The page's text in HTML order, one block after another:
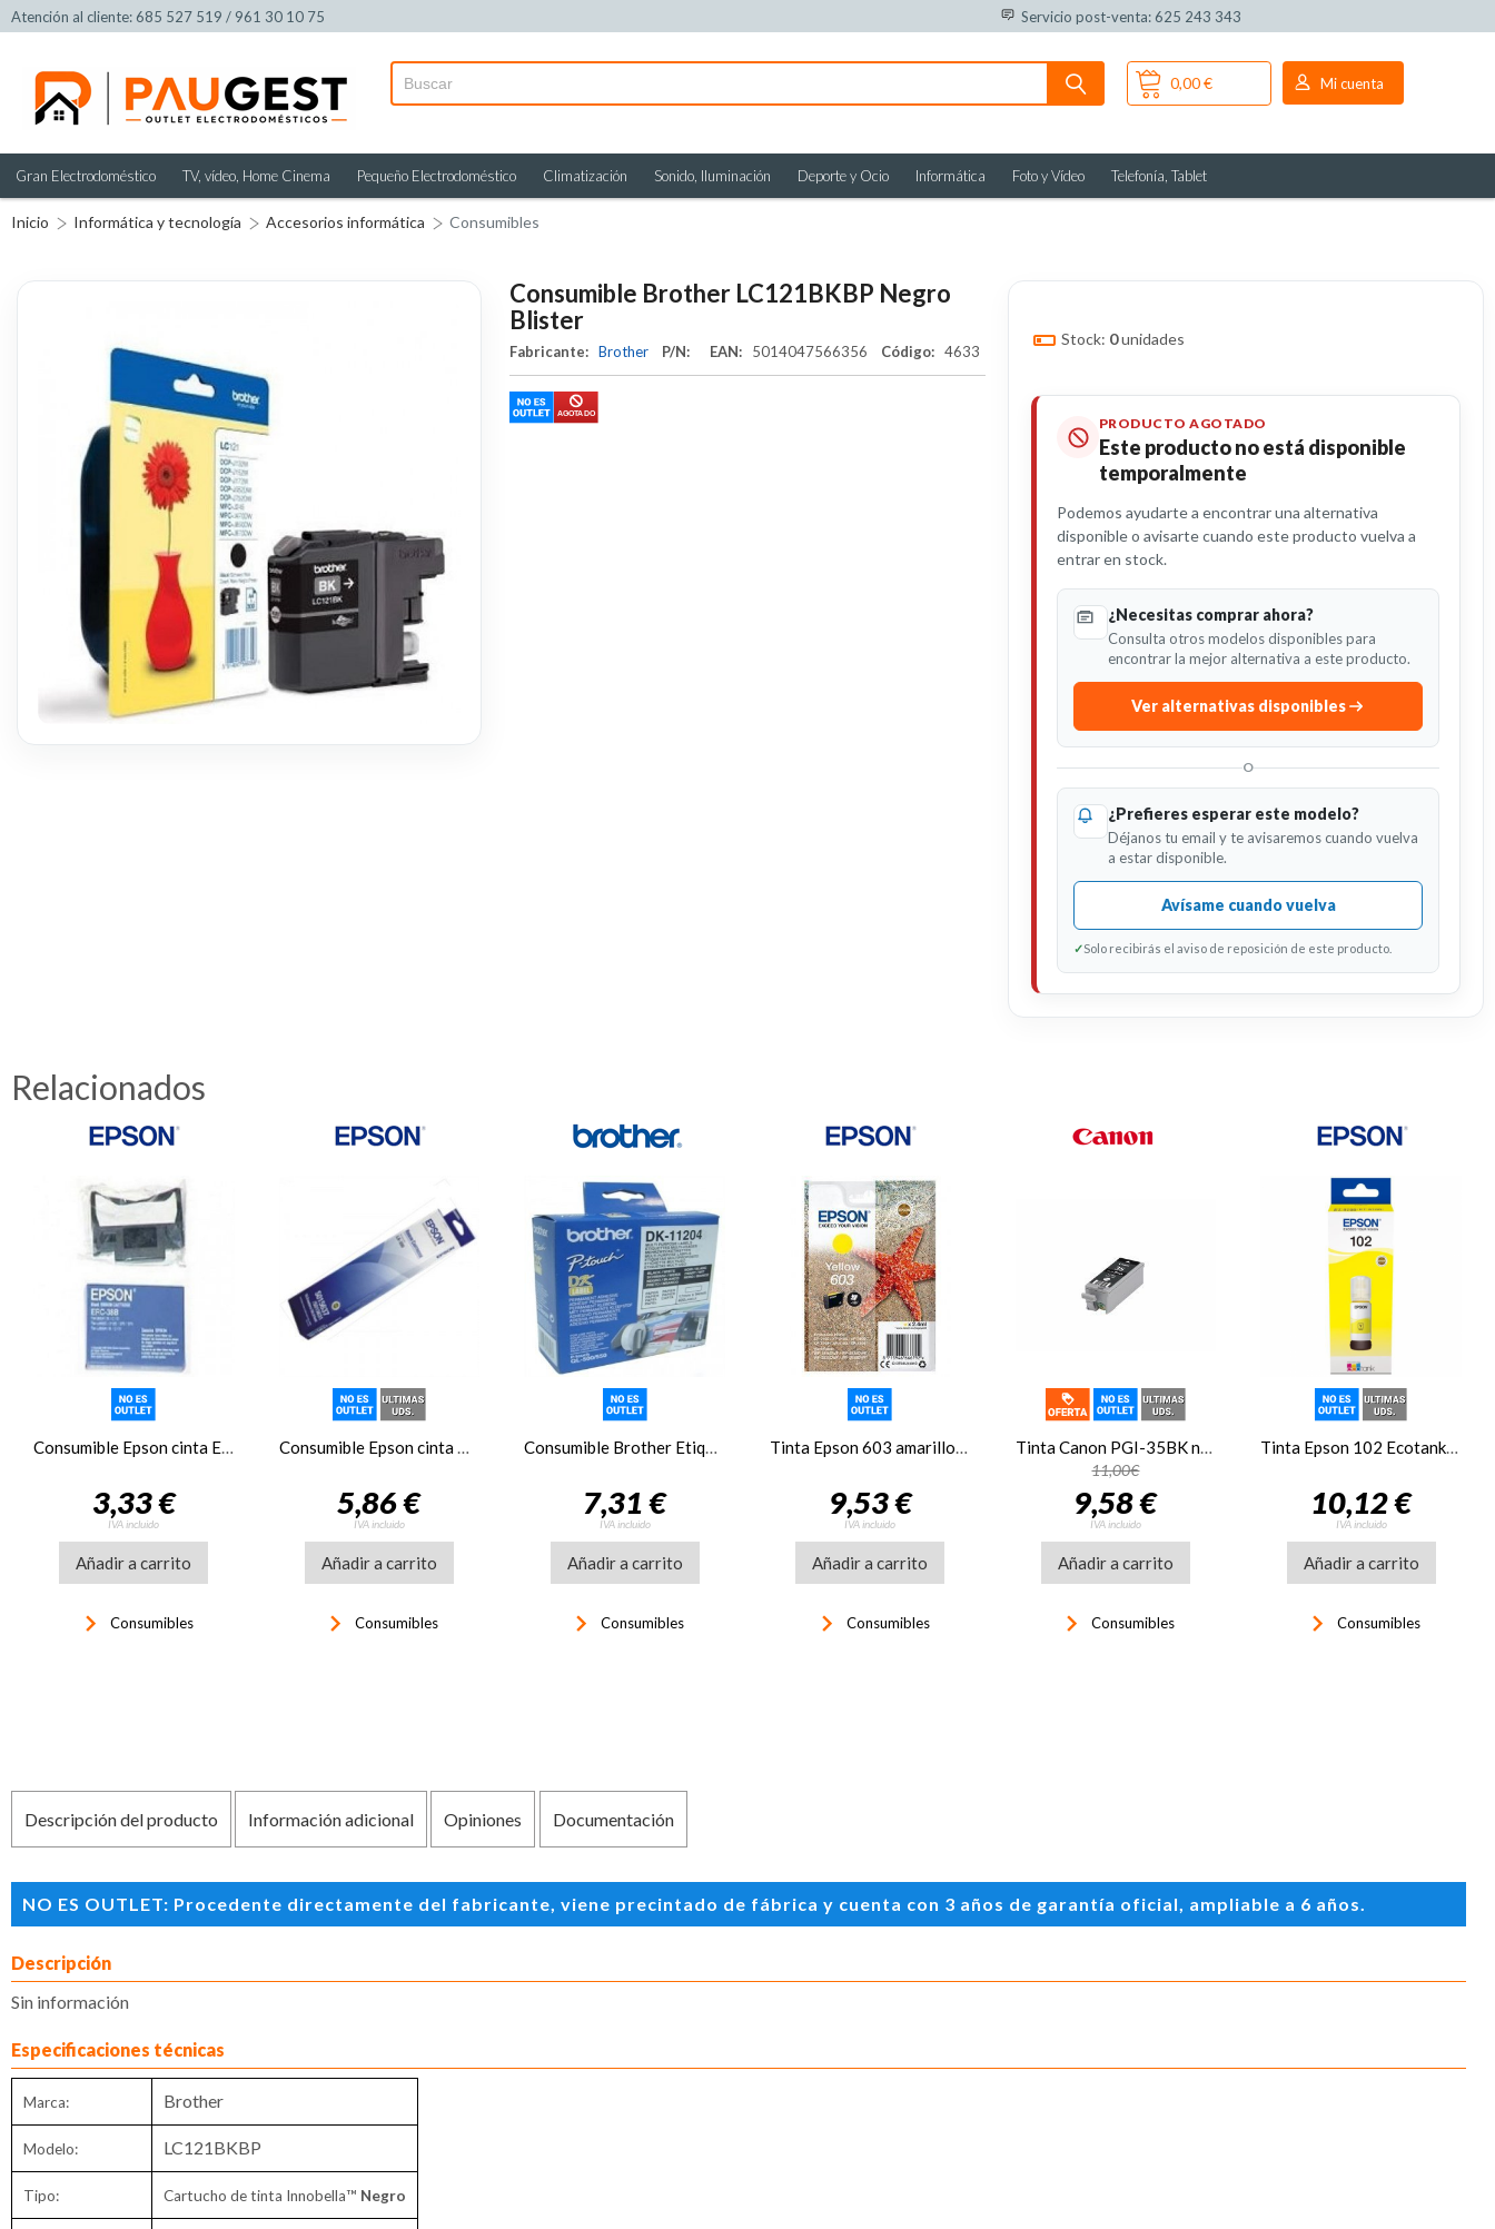
Atención al cliente: 685 527 519 / 961 30 10 75 Servicio post-venta: 625 243 343
0,00 € Mi cuenta
Gran Electrodoméstico TV, vídeo, Home Cinema Pequeño Electrodoméstico Climatización Sonido, Iluminación Deporte y Ocio Informática Foto y Vídeo Telefonía, Tablet
Inicio Informática y tecnología Accesorios informática Consumibles
Consumible Brother LC121BKBP Negro
Blister
Fabricante: Brother P/N: EAN: 5014047566356 Código: 4633
Stock: 0unidades
PRODUCTO AGOTADO
Este producto no está disponible
temporalmente
Podemos ayudarte a encontrar una alternativa
disponible o avisarte cuando este producto vuelva a
entrar en stock.
¿Necesitas comprar ahora?
Consulta otros modelos disponibles para
encontrar la mejor alternativa a este producto.
Ver alternativas disponibles
O
¿Prefieres esperar este modelo?
Déjanos tu email y te avisaremos cuando vuelva
a estar disponible.
Avísame cuando vuelva
✓Solo recibirás el aviso de reposición de este producto.
Relacionados
3,33 €
IVA incluido
Añadir a carrito
keyboard_arrow_right Consumibles
5,86 €
IVA incluido
Añadir a carrito
keyboard_arrow_right Consumibles
7,31 €
IVA incluido
Añadir a carrito
keyboard_arrow_right Consumibles
9,53 €
IVA incluido
Añadir a carrito
keyboard_arrow_right Consumibles
Tinta Canon PGI-35BK negro 1509B001
11,00€
9,58 €
IVA incluido
Añadir a carrito
keyboard_arrow_right Consumibles
10,12 €
IVA incluido
Añadir a carrito
keyboard_arrow_right Consumibles
Descripción del producto Información adicional Opiniones Documentación
NO ES OUTLET: Procedente directamente del fabricante, viene precintado de fábrica y cuenta con 3 años de garantía oficial, ampliable a 6 años.
Descripción
Sin información
Especificaciones técnicas
Marca: Brother
Modelo: LC121BKBP
Tipo: Cartucho de tinta Innobella™ Negro